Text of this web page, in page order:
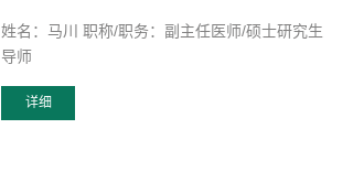
姓名：马川 职称/职务：副主任医师/硕士研究生
导师
详细